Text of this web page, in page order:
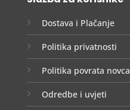
Dostava i Plačanje
Politika privatnosti
Politika povrata novca
Odredbe i uvjeti